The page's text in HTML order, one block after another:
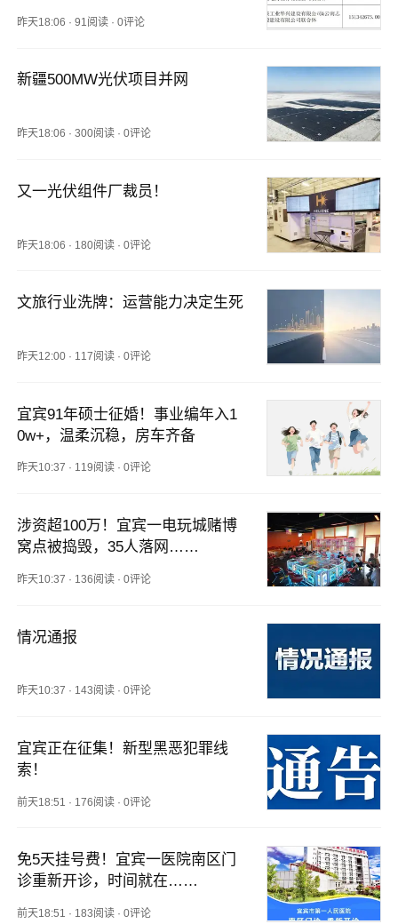
昨天18:06 ·91阅读 ·0评论
新疆500MW光伏项目并网
昨天18:06 ·300阅读 ·0评论
又一光伏组件厂裁员！
昨天18:06 · 180阅读 ·0评论
文旅行业洗牌：运营能力决定生死
昨天12:00 · 117阅读 ·0评论
宜宾91年硕士征婚！事业编年入1
0w+，温柔沉稳，房车齐备
昨天10:37 · 119阅读 ·0评论
涉资超100万！宜宾一电玩城赌博
窝点被捣毁，35人落网……
昨天10:37 · 136阅读 ·0评论
情况通报
昨天10:37 · 143阅读 ·0评论
宜宾正在征集！新型黑恶犯罪线
索！
前天18:51 · 176阅读 ·0评论
免5天挂号费！宜宾一医院南区门
诊重新开诊，时间就在……
前天18:51 · 183阅读 ·0评论